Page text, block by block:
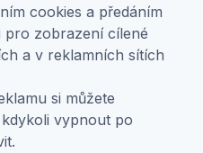
cookies a předáním
pro zobrazení cílené
a v reklamních sítích
si můžete
vypnout po